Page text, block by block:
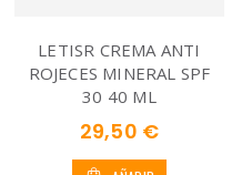
LETISR CREMA ANTI
ROJECES MINERAL SPF
30 40 ML
29,50 €